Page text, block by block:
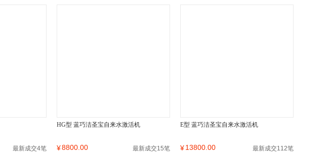
最新成交4笔
HG型 蓝巧洁圣宝自来水激活机
¥8800.00 最新成交15笔
E型 蓝巧洁圣宝自来水激活机
¥13800.00 最新成交112笔